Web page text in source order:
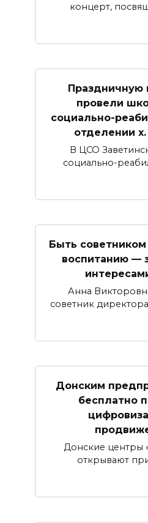
концерт,
Праздничную
провели
социально-
отделении
В ЦСО
социально-
Быть
воспитанию —
Анна
советник
Донским
бесплатно
Донские центры
открывают